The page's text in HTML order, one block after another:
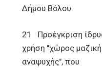
Δήμου Βόλου.
21 Προέγκριση
χρήση "χώρος
αναψυχής", που